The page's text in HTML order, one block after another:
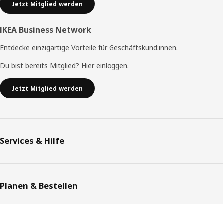
Jetzt Mitglied werden
IKEA Business Network
Entdecke einzigartige Vorteile für Geschäftskund:innen.
Du bist bereits Mitglied? Hier einloggen.
Jetzt Mitglied werden
Services & Hilfe
Planen & Bestellen